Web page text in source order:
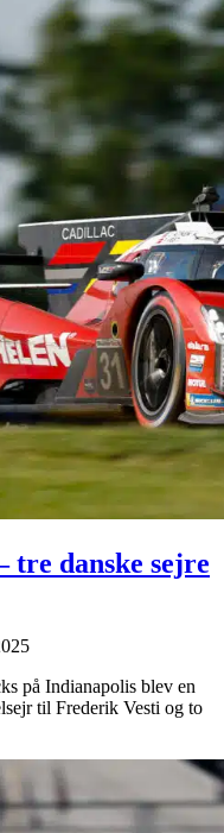
danske sejre
på Indianapolis blev en
til Frederik Vesti og to